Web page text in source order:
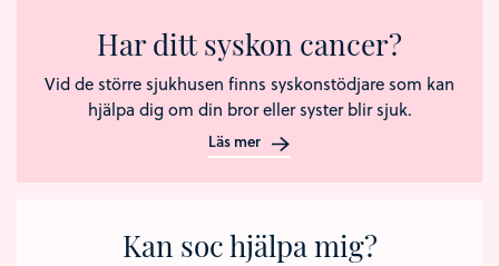
Har ditt syskon cancer?
Vid de större sjukhusen finns syskonstödjare som kan
hjälpa dig om din bror eller syster blir sjuk.
Läs mer
Kan soc hjälpa mig?